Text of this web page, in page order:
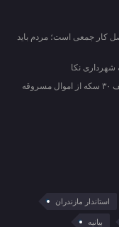
کار جمعی است؛ مردم باید
استاندار مازندران
بیانیه